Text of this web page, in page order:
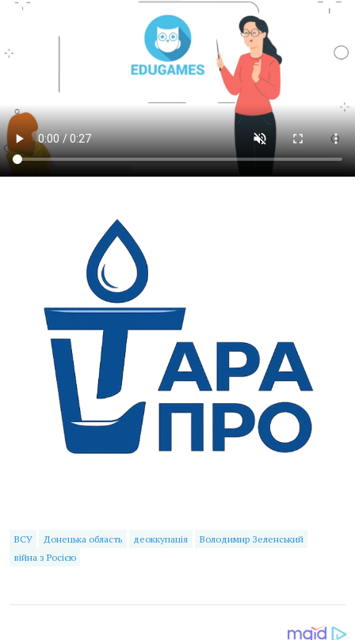
ВСУ Донецька область деоккупація
Володимир Зеленський
війна з Росією